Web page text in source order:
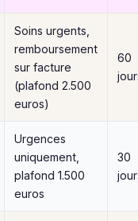
Soins urgents,
remboursement
sur facture
(plafond 2.500
euros)
60
Urgences
uniquement,
plafond 1.500
euros
30